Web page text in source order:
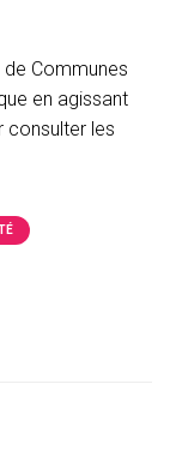
Communes
en agissant
consulter les